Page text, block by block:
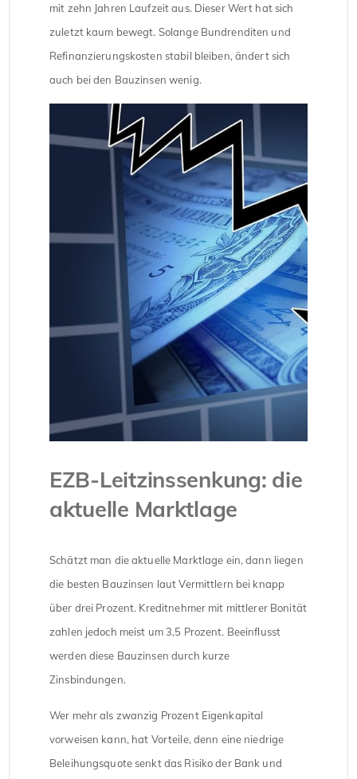
mit zehn Jahren Laufzeit aus. Dieser Wert hat sich
zuletzt kaum bewegt. Solange Bundrenditen und
Refinanzierungskosten stabil bleiben, ändert sich
auch bei den Bauzinsen wenig.
EZB-Leitzinssenkung: die
aktuelle Marktlage
Schätzt man die aktuelle Marktlage ein, dann liegen
die besten Bauzinsen laut Vermittlern bei knapp
über drei Prozent. Kreditnehmer mit mittlerer Bonität
zahlen jedoch meist um 3,5 Prozent. Beeinflusst
werden diese Bauzinsen durch kurze
Zinsbindungen.
Wer mehr als zwanzig Prozent Eigenkapital
vorweisen kann, hat Vorteile, denn eine niedrige
Beleihungsquote senkt das Risiko der Bank und